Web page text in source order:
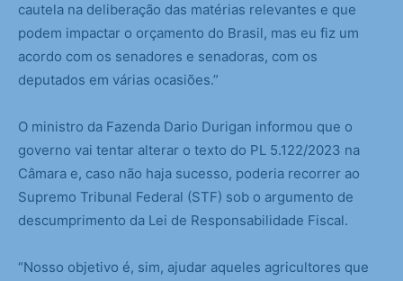
cautela na deliberação das matérias relevantes e que
podem impactar o orçamento do Brasil, mas eu fiz um
acordo com os senadores e senadoras, com os
deputados em várias ocasiões.”
O ministro da Fazenda Dario Durigan informou que o
governo vai tentar alterar o texto do PL 5.122/2023 na
Câmara e, caso não haja sucesso, poderia recorrer ao
Supremo Tribunal Federal (STF) sob o argumento de
descumprimento da Lei de Responsabilidade Fiscal.
“Nosso objetivo é, sim, ajudar aqueles agricultores que